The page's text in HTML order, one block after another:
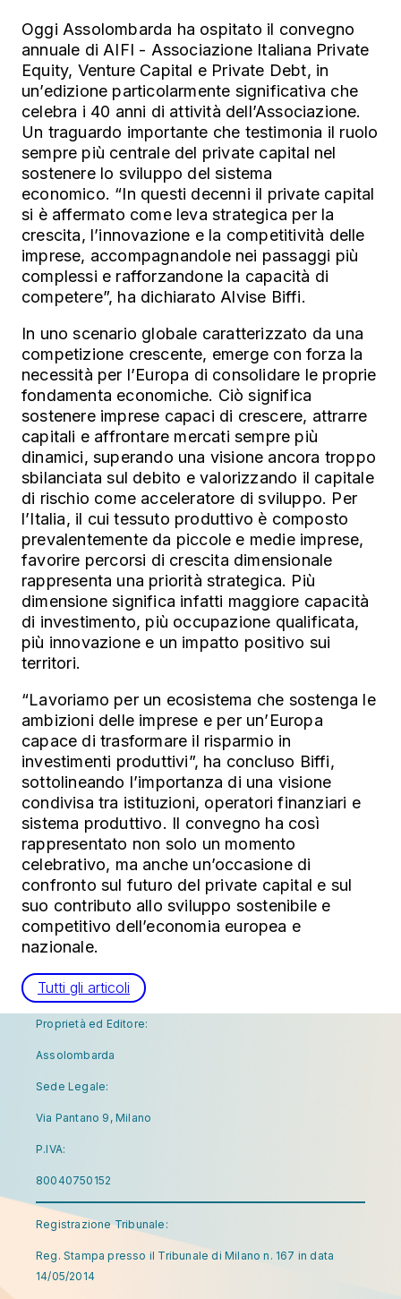
Oggi Assolombarda ha ospitato il convegno
annuale di AIFI - Associazione Italiana Private
Equity, Venture Capital e Private Debt, in
un’edizione particolarmente significativa che
celebra i 40 anni di attività dell’Associazione.
Un traguardo importante che testimonia il ruolo
sempre più centrale del private capital nel
sostenere lo sviluppo del sistema
economico. “In questi decenni il private capital
si è affermato come leva strategica per la
crescita, l’innovazione e la competitività delle
imprese, accompagnandole nei passaggi più
complessi e rafforzandone la capacità di
competere”, ha dichiarato Alvise Biffi.
In uno scenario globale caratterizzato da una
competizione crescente, emerge con forza la
necessità per l’Europa di consolidare le proprie
fondamenta economiche. Ciò significa
sostenere imprese capaci di crescere, attrarre
capitali e affrontare mercati sempre più
dinamici, superando una visione ancora troppo
sbilanciata sul debito e valorizzando il capitale
di rischio come acceleratore di sviluppo. Per
l’Italia, il cui tessuto produttivo è composto
prevalentemente da piccole e medie imprese,
favorire percorsi di crescita dimensionale
rappresenta una priorità strategica. Più
dimensione significa infatti maggiore capacità
di investimento, più occupazione qualificata,
più innovazione e un impatto positivo sui
territori.
“Lavoriamo per un ecosistema che sostenga le
ambizioni delle imprese e per un’Europa
capace di trasformare il risparmio in
investimenti produttivi”, ha concluso Biffi,
sottolineando l’importanza di una visione
condivisa tra istituzioni, operatori finanziari e
sistema produttivo. Il convegno ha così
rappresentato non solo un momento
celebrativo, ma anche un’occasione di
confronto sul futuro del private capital e sul
suo contributo allo sviluppo sostenibile e
competitivo dell’economia europea e
nazionale.
Tutti gli articoli
Proprietà ed Editore:
Assolombarda
Sede Legale:
Via Pantano 9, Milano
P.IVA:
80040750152
Registrazione Tribunale:
Reg. Stampa presso il Tribunale di Milano n. 167 in data
14/05/2014